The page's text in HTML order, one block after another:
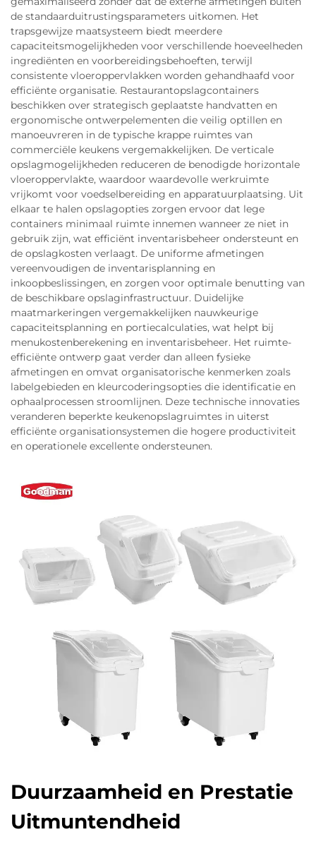
de standaarduitrustingsparameters uitkomen. Het
trapsgewijze maatsysteem biedt meerdere
capaciteitsmogelijkheden voor verschillende hoeveelheden
ingrediënten en voorbereidingsbehoeften, terwijl
consistente vloeroppervlakken worden gehandhaafd voor
efficiënte organisatie. Restaurantopslagcontainers
beschikken over strategisch geplaatste handvatten en
ergonomische ontwerpelementen die veilig optillen en
manoeuvreren in de typische krappe ruimtes van
commerciële keukens vergemakkelijken. De verticale
opslagmogelijkheden reduceren de benodigde horizontale
vloeroppervlakte, waardoor waardevolle werkruimte
vrijkomt voor voedselbereiding en apparatuurplaatsing. Uit
elkaar te halen opslagopties zorgen ervoor dat lege
containers minimaal ruimte innemen wanneer ze niet in
gebruik zijn, wat efficiënt inventarisbeheer ondersteunt en
de opslagkosten verlaagt. De uniforme afmetingen
vereenvoudigen de inventarisplanning en
inkoopbeslissingen, en zorgen voor optimale benutting van
de beschikbare opslaginfrastructuur. Duidelijke
maatmarkeringen vergemakkelijken nauwkeurige
capaciteitsplanning en portiecalculaties, wat helpt bij
menukostenberekening en inventarisbeheer. Het ruimte-
efficiënte ontwerp gaat verder dan alleen fysieke
afmetingen en omvat organisatorische kenmerken zoals
labelgebieden en kleurcoderingsopties die identificatie en
ophaalprocessen stroomlijnen. Deze technische innovaties
veranderen beperkte keukenopslagruimtes in uiterst
efficiënte organisationsystemen die hogere productiviteit
en operationele excellente ondersteunen.
Duurzaamheid en Prestatie
Uitmuntendheid